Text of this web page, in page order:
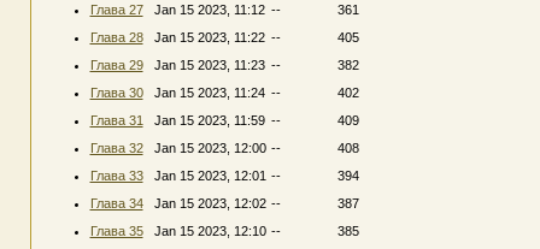
Глава 27
Jan 15 2023, 11:12 --
361
Глава 28
Jan 15 2023, 11:22 --
405
Глава 29
Jan 15 2023, 11:23 --
382
Глава 30
Jan 15 2023, 11:24 --
402
Глава 31
Jan 15 2023, 11:59 --
409
Глава 32
Jan 15 2023, 12:00 --
408
Глава 33
Jan 15 2023, 12:01 --
394
Глава 34
Jan 15 2023, 12:02 --
387
Глава 35
Jan 15 2023, 12:10 --
385